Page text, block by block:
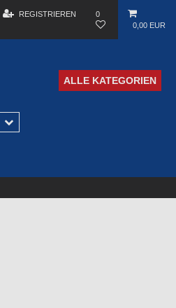
REGISTRIEREN
0
0,00 EUR
ALLE KATEGORIEN